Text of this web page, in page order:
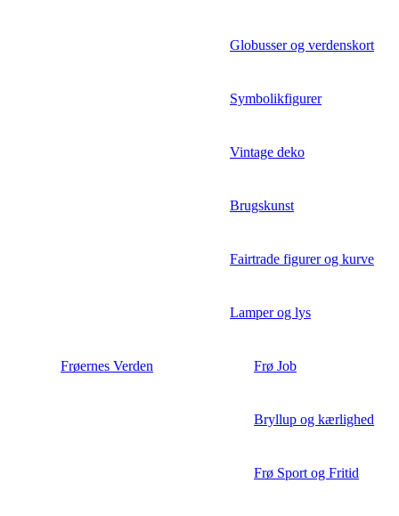
Globusser og verdenskort
Symbolikfigurer
Vintage deko
Brugskunst
Fairtrade figurer og kurve
Lamper og lys
Frøernes Verden Frø Job
Bryllup og kærlighed
Frø Sport og Fritid